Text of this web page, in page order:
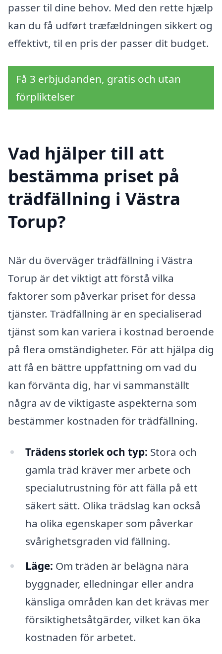
passer til dine behov. Med den rette hjælp
kan du få udført træfældningen sikkert og
effektivt, til en pris der passer dit budget.
Få 3 erbjudanden, gratis och utan
förpliktelser
Vad hjälper till att
bestämma priset på
trädfällning i Västra
Torup?
När du överväger trädfällning i Västra
Torup är det viktigt att förstå vilka
faktorer som påverkar priset för dessa
tjänster. Trädfällning är en specialiserad
tjänst som kan variera i kostnad beroende
på flera omständigheter. För att hjälpa dig
att få en bättre uppfattning om vad du
kan förvänta dig, har vi sammanställt
några av de viktigaste aspekterna som
bestämmer kostnaden för trädfällning.
Trädens storlek och typ: Stora och
gamla träd kräver mer arbete och
specialutrustning för att fälla på ett
säkert sätt. Olika trädslag kan också
ha olika egenskaper som påverkar
svårighetsgraden vid fällning.
Läge: Om träden är belägna nära
byggnader, elledningar eller andra
känsliga områden kan det krävas mer
försiktighetsåtgärder, vilket kan öka
kostnaden för arbetet.